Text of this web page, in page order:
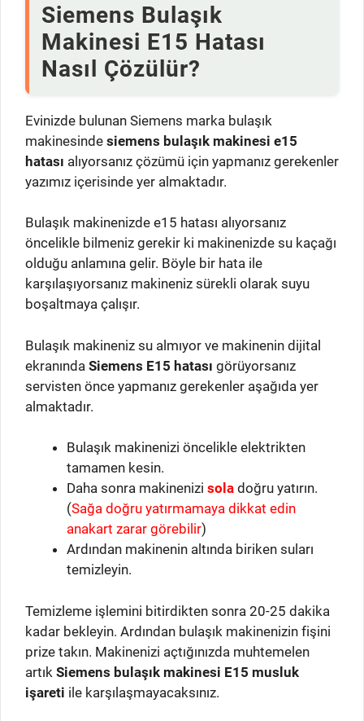
Siemens Bulaşık
Makinesi E15 Hatası
Nasıl Çözülür?
Evinizde bulunan Siemens marka bulaşık
makinesinde siemens bulaşık makinesi e15
hatası alıyorsanız çözümü için yapmanız gerekenler
yazımız içerisinde yer almaktadır.
Bulaşık makinenizde e15 hatası alıyorsanız
öncelikle bilmeniz gerekir ki makinenizde su kaçağı
olduğu anlamına gelir. Böyle bir hata ile
karşılaşıyorsanız makineniz sürekli olarak suyu
boşaltmaya çalışır.
Bulaşık makineniz su almıyor ve makinenin dijital
ekranında Siemens E15 hatası görüyorsanız
servisten önce yapmanız gerekenler aşağıda yer
almaktadır.
Bulaşık makinenizi öncelikle elektrikten
tamamen kesin.
Daha sonra makinenizi sola doğru yatırın.
(Sağa doğru yatırmamaya dikkat edin
anakart zarar görebilir)
Ardından makinenin altında biriken suları
temizleyin.
Temizleme işlemini bitirdikten sonra 20-25 dakika
kadar bekleyin. Ardından bulaşık makinenizin fişini
prize takın. Makinenizi açtığınızda muhtemelen
artık Siemens bulaşık makinesi E15 musluk
işareti ile karşılaşmayacaksınız.